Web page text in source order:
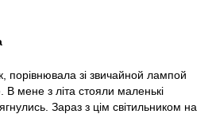
порівнювала зі звичайной лампой
В мене з літа стояли маленькі
Зараз з цім світильником на